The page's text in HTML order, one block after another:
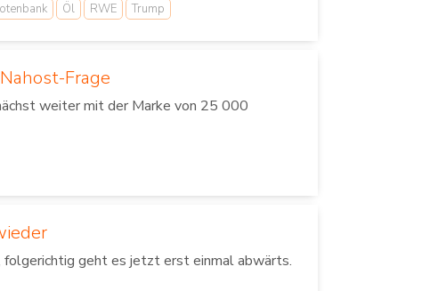
Öl RWE Trump
Frage
weiter mit der Marke von 25 000
geht es jetzt erst einmal abwärts.